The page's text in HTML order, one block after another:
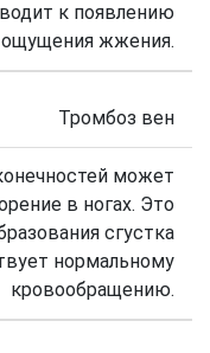
к появлению
ощущения жжения.
Тромбоз вен
может
в ногах. Это
сгустка
нормальному
кровообращению.